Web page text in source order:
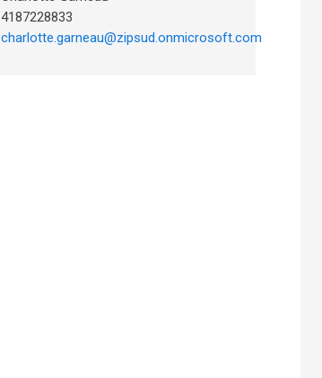
4187228833
charlotte.garneau@zipsud.onmicrosoft.com